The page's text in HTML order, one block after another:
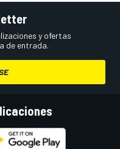
y ofertas
de entrada.